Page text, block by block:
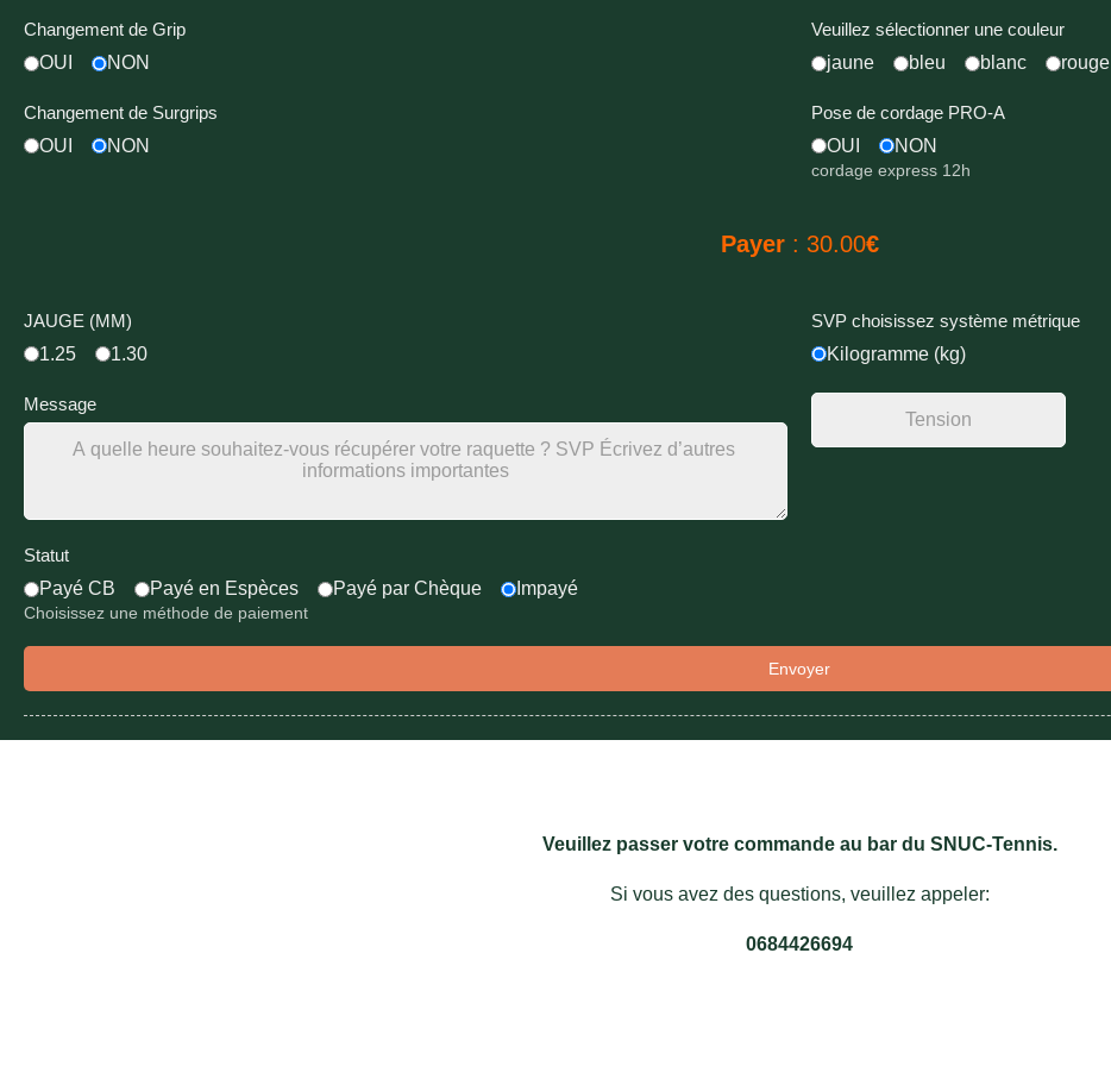
Changement de Grip
OUI
NON
Veuillez sélectionner une couleur
jaune
bleu blanc rouge
Changement de Surgrips
OUI
NON
Pose de cordage PRO-A
OUI
NON
cordage express 12h
Payer: 30.00€
JAUGE (MM)
1.25
1.30
SVP choisissez système métrique
Kilogramme (kg)
Message
Statut
Payé CB
Payé en Espèces Payé par Chèque Impayé
Choisissez une méthode de paiement
Envoyer
Veuillez passer votre commande au bar du SNUC-Tennis.
Si vous avez des questions, veuillez appeler:
0684426694